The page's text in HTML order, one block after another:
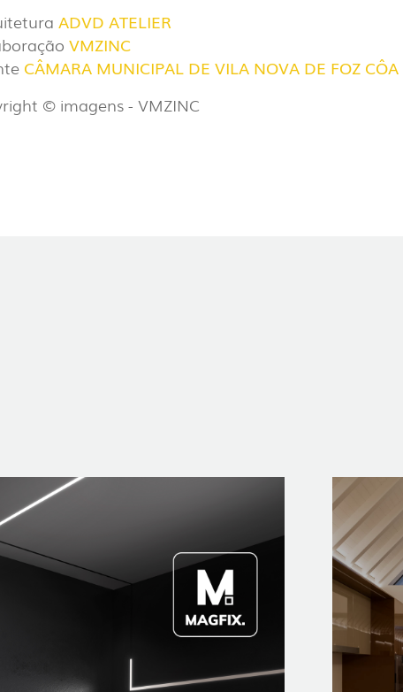
A EXPORLUX
ADVD ATELIER
VMZINC
CÂMARA MUNICIPAL DE VILA NOVA DE FOZ CÔA
© imagens - VMZINC